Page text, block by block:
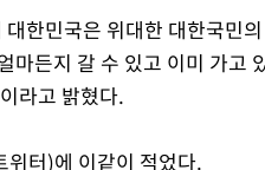
한민국은 위대한 대한국민
마든지 갈 수 있고 이미 가고
라고 밝혔다.
위터)에 이같이 적었다.